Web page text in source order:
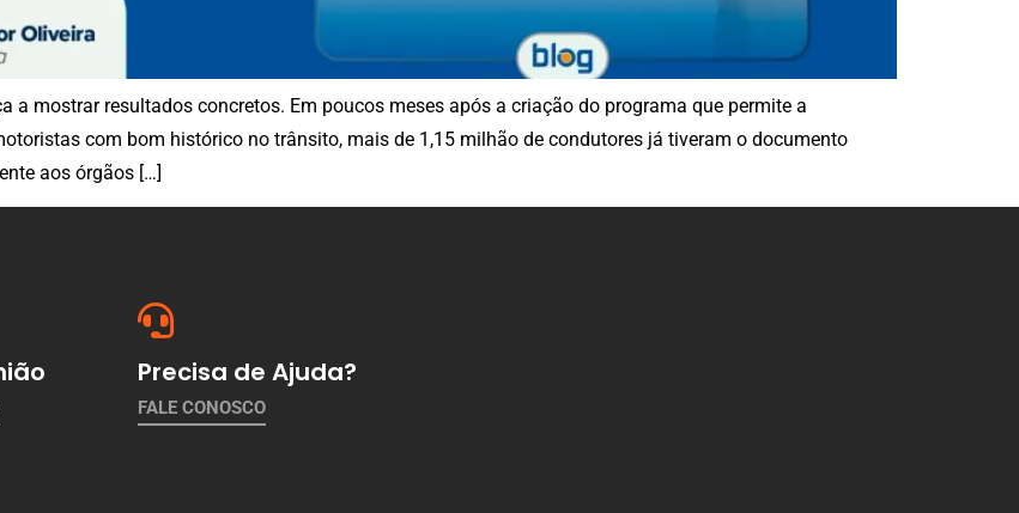
mostrar resultados concretos. Em poucos meses após a criação do programa que permite a
com bom histórico no trânsito, mais de 1,15 milhão de condutores já tiveram o documento
aos órgãos […]
Precisa de Ajuda?
FALE CONOSCO